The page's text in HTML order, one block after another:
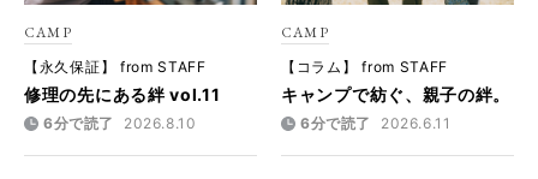
CAMP
【永久保証】 from STAFF
修理の先にある絆 vol.11
6分で読了 2026.8.10
CAMP
【コラム】 from STAFF
キャンプで紡ぐ、親子の絆。
6分で読了 2026.6.11